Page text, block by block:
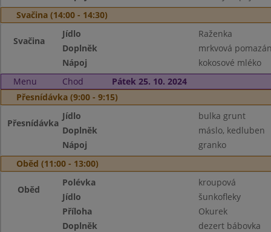
Svačina (14:00 - 14:30)
Svačina
Jídlo
Raženka
Doplněk
mrkvová
Nápoj
kokosové mléko
Menu
Chod
Pátek 25. 10. 2024
Přesnídávka (9:00 - 9:15)
Přesnídávka
Jídlo
bulka grunt
Doplněk
máslo, kedluben
Nápoj
granko
Oběd (11:00 - 13:00)
Oběd
Polévka
kroupová
Jídlo
šunkofleky
Příloha
Okurek
Doplněk
dezert bábovka